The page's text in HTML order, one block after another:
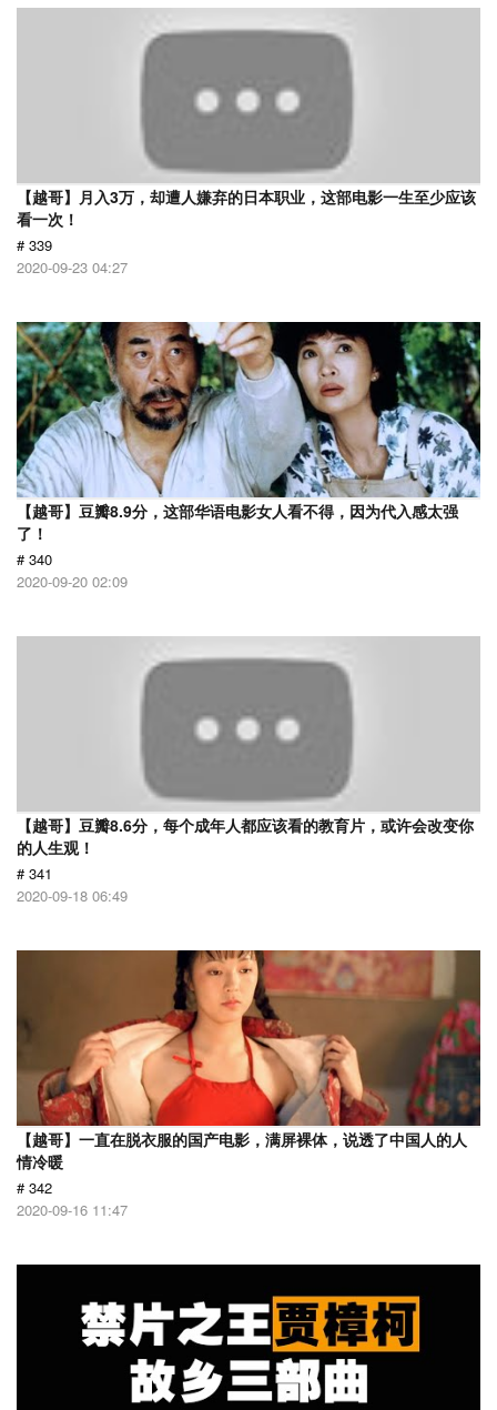
【越哥】月入3万，却遭人嫌弃的日本职业，这部电影一生至少应该
看一次！
# 339
2020-09-23 04:27
【越哥】豆瓣8.9分，这部华语电影女人看不得，因为代入感太强
了！
# 340
2020-09-20 02:09
【越哥】豆瓣8.6分，每个成年人都应该看的教育片，或许会改变你
的人生观！
# 341
2020-09-18 06:49
【越哥】一直在脱衣服的国产电影，满屏裸体，说透了中国人的人
情冷暖
# 342
2020-09-16 11:47